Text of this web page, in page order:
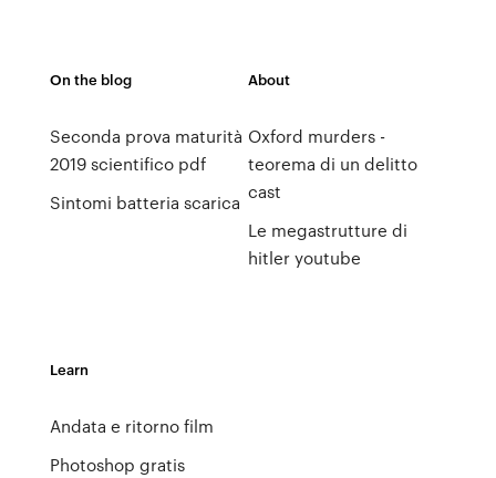
On the blog
Seconda prova maturità
2019 scientifico pdf
Sintomi batteria scarica
About
Oxford murders -
teorema di un delitto
cast
Le megastrutture di
hitler youtube
Learn
Andata e ritorno film
Photoshop gratis